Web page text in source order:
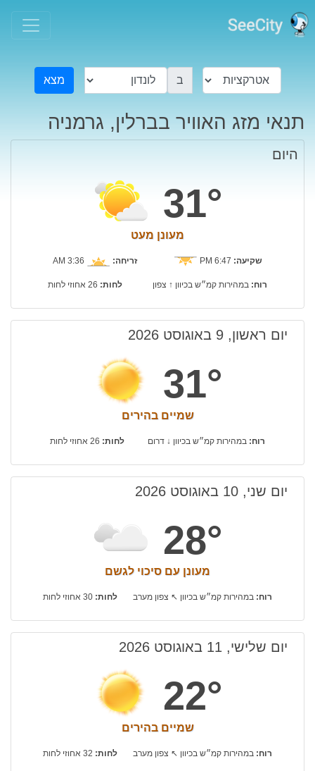
ב מצא
תנאי מזג האוויר בברלין, גרמניה
היום
31°
מעונן מעט
שקיעה: 6:47 PM זריחה:
רוח: במהירות קמ״ש בכיוון ↑ צפון לחות: 26 אחוזי לחות
יום ראשון, 9 באוגוסט 2026
31°
שמיים בהירים
רוח: במהירות קמ״ש בכיוון ↓ דרום לחות: 26 אחוזי לחות
יום שני, 10 באוגוסט 2026
28°
מעונן עם סיכוי לגשם
רוח: במהירות קמ״ש בכיוון ↖ צפון מערב לחות: 30 אחוזי לחות
יום שלישי, 11 באוגוסט 2026
22°
שמיים בהירים
רוח: במהירות קמ״ש בכיוון ↖ צפון מערב לחות: 32 אחוזי לחות